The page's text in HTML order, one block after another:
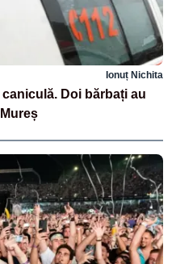
Ionuț Nichita
Doi bărbați au